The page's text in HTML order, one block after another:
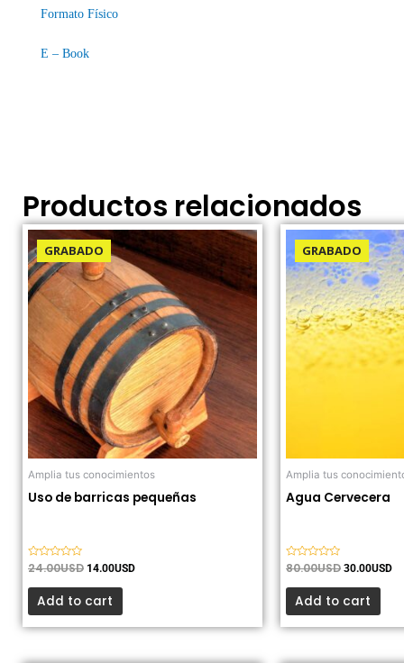
Formato Físico
E – Book
Productos relacionados
GRABADO
Amplia tus conocimientos
Uso de barricas pequeñas
Valorado
0
24.00USD
El
precio
original
era:
24.00USD.
14.00USD
El
precio
actual
es:
14.00USD.
Add to cart
GRABADO
Amplia tus
Agua Cervecera
Valorado
0
80.00USD
El
precio
original
era:
80.00USD.
30.00USD
El
es:
Add to cart